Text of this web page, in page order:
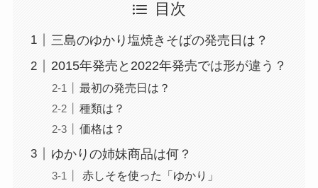
目次
三島のゆかり塩焼きそばの発売日は？
2015年発売と2022年発売では形が違う？
最初の発売日は？
種類は？
価格は？
ゆかりの姉妹商品は何？
赤しそを使った「ゆかり」